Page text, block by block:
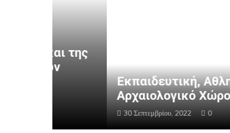
Εκπαιδευτική, Αθλητική
Αρχαιολογικό Χώρο Πέλλας
30 Σεπτεμβρίου, 2022 0